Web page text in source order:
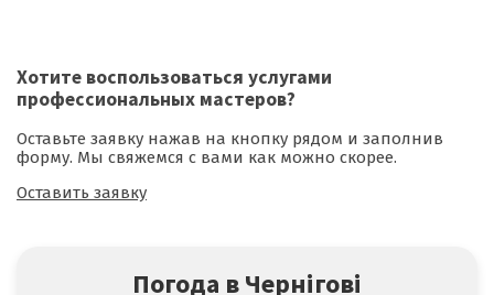
Хотите воспользоваться услугами
профессиональных мастеров?
Оставьте заявку нажав на кнопку рядом и заполнив
форму. Мы свяжемся с вами как можно скорее.
Оставить заявку
Погода в Чернігові